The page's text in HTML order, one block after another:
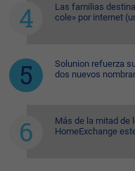
Las familias
cole» por internet
Solunion refuerza
dos nuevos
Más de la mitad de
HomeExchange